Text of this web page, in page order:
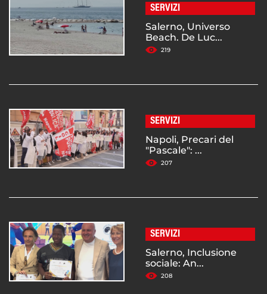
SERVIZI
Salerno, Universo
Beach. De Luc...
219
SERVIZI
Napoli, Precari del
"Pascale": ...
207
SERVIZI
Salerno, Inclusione
sociale: An...
208